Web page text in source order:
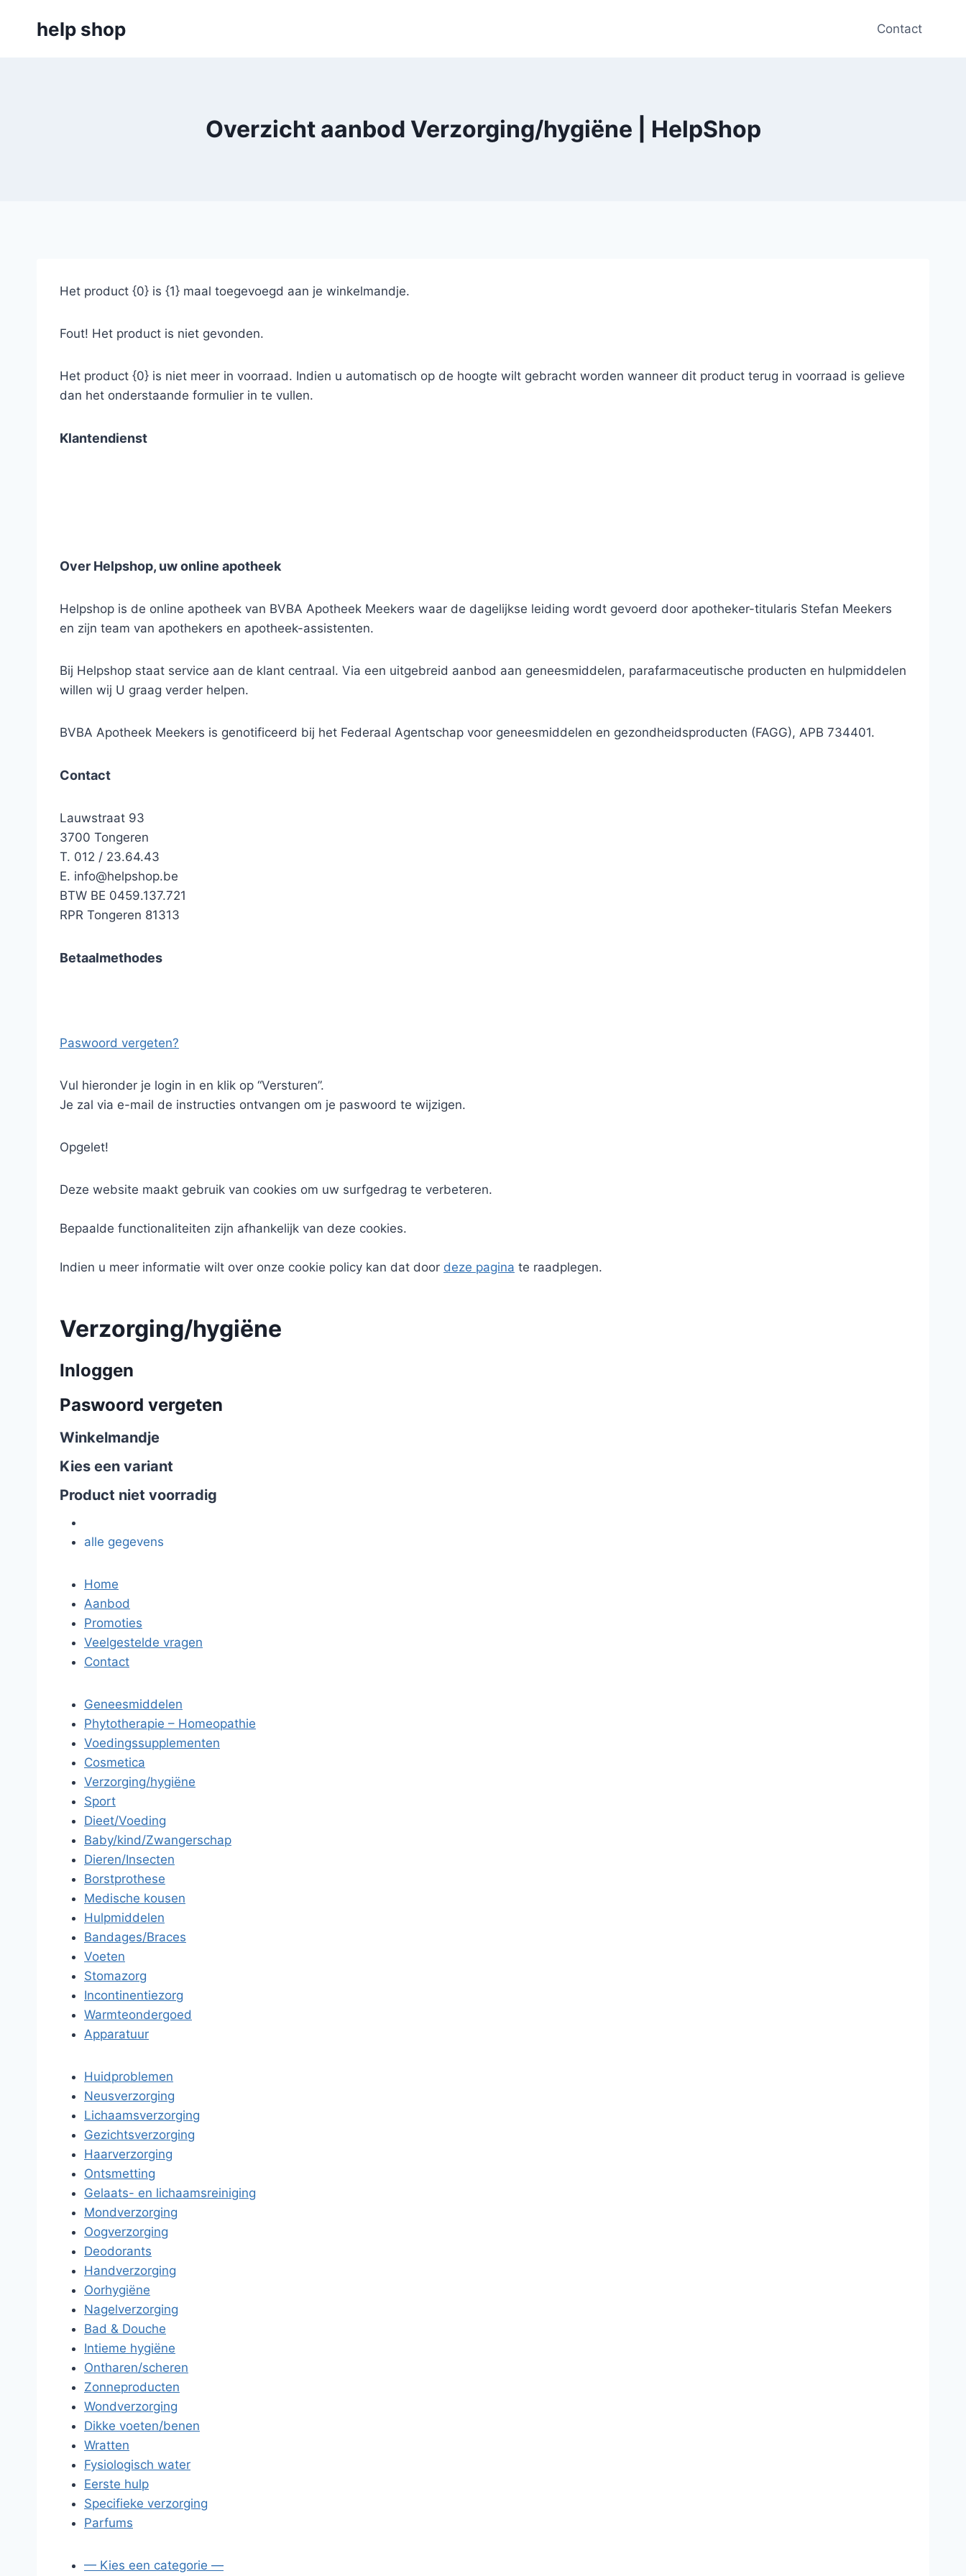
help shop Contact
Overzicht aanbod Verzorging/hygiëne | HelpShop
Het product {0} is {1} maal toegevoegd aan je winkelmandje.
Fout! Het product is niet gevonden.
Het product {0} is niet meer in voorraad. Indien u automatisch op de hoogte wilt gebracht worden wanneer dit product terug in voorraad is gelieve
dan het onderstaande formulier in te vullen.
Klantendienst
Over Helpshop, uw online apotheek
Helpshop is de online apotheek van BVBA Apotheek Meekers waar de dagelijkse leiding wordt gevoerd door apotheker-titularis Stefan Meekers
en zijn team van apothekers en apotheek-assistenten.
Bij Helpshop staat service aan de klant centraal. Via een uitgebreid aanbod aan geneesmiddelen, parafarmaceutische producten en hulpmiddelen
willen wij U graag verder helpen.
BVBA Apotheek Meekers is genotificeerd bij het Federaal Agentschap voor geneesmiddelen en gezondheidsproducten (FAGG), APB 734401.
Contact
Lauwstraat 93
3700 Tongeren
T. 012 / 23.64.43
E. info@helpshop.be
BTW BE 0459.137.721
RPR Tongeren 81313
Betaalmethodes
Paswoord vergeten?
Vul hieronder je login in en klik op “Versturen”.
Je zal via e-mail de instructies ontvangen om je paswoord te wijzigen.
Opgelet!
Deze website maakt gebruik van cookies om uw surfgedrag te verbeteren.
Bepaalde functionaliteiten zijn afhankelijk van deze cookies.
Indien u meer informatie wilt over onze cookie policy kan dat door deze pagina te raadplegen.
Verzorging/hygiëne
Inloggen
Paswoord vergeten
Winkelmandje
Kies een variant
Product niet voorradig
alle gegevens
Home
Aanbod
Promoties
Veelgestelde vragen
Contact
Geneesmiddelen
Phytotherapie – Homeopathie
Voedingssupplementen
Cosmetica
Verzorging/hygiëne
Sport
Dieet/Voeding
Baby/kind/Zwangerschap
Dieren/Insecten
Borstprothese
Medische kousen
Hulpmiddelen
Bandages/Braces
Voeten
Stomazorg
Incontinentiezorg
Warmteondergoed
Apparatuur
Huidproblemen
Neusverzorging
Lichaamsverzorging
Gezichtsverzorging
Haarverzorging
Ontsmetting
Gelaats- en lichaamsreiniging
Mondverzorging
Oogverzorging
Deodorants
Handverzorging
Oorhygiëne
Nagelverzorging
Bad & Douche
Intieme hygiëne
Ontharen/scheren
Zonneproducten
Wondverzorging
Dikke voeten/benen
Wratten
Fysiologisch water
Eerste hulp
Specifieke verzorging
Parfums
— Kies een categorie —